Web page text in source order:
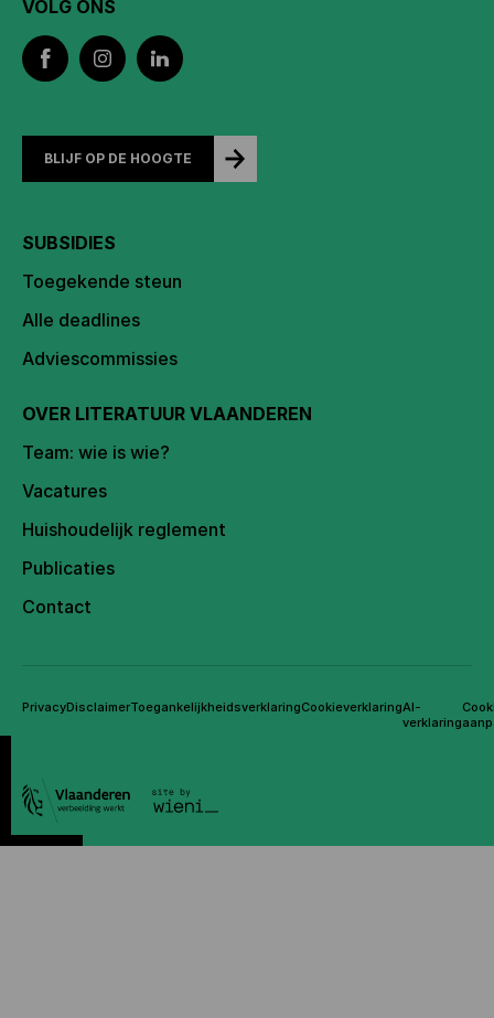
VOLG ONS
BLIJF OP DE HOOGTE
SUBSIDIES
Toegekende steun
Alle deadlines
Adviescommissies
OVER LITERATUUR VLAANDEREN
Team: wie is wie?
Vacatures
Huishoudelijk reglement
Publicaties
Contact
PrivacyDisclaimerToegankelijkheidsverklaringCookieverklaringAI-
verklaring